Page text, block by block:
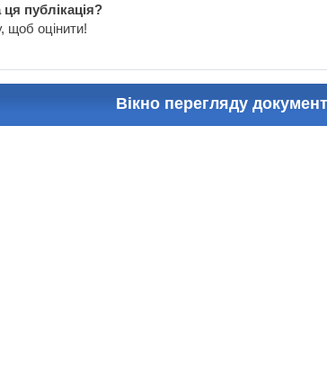
публікація?
щоб оцінити!
Вікно перегляду